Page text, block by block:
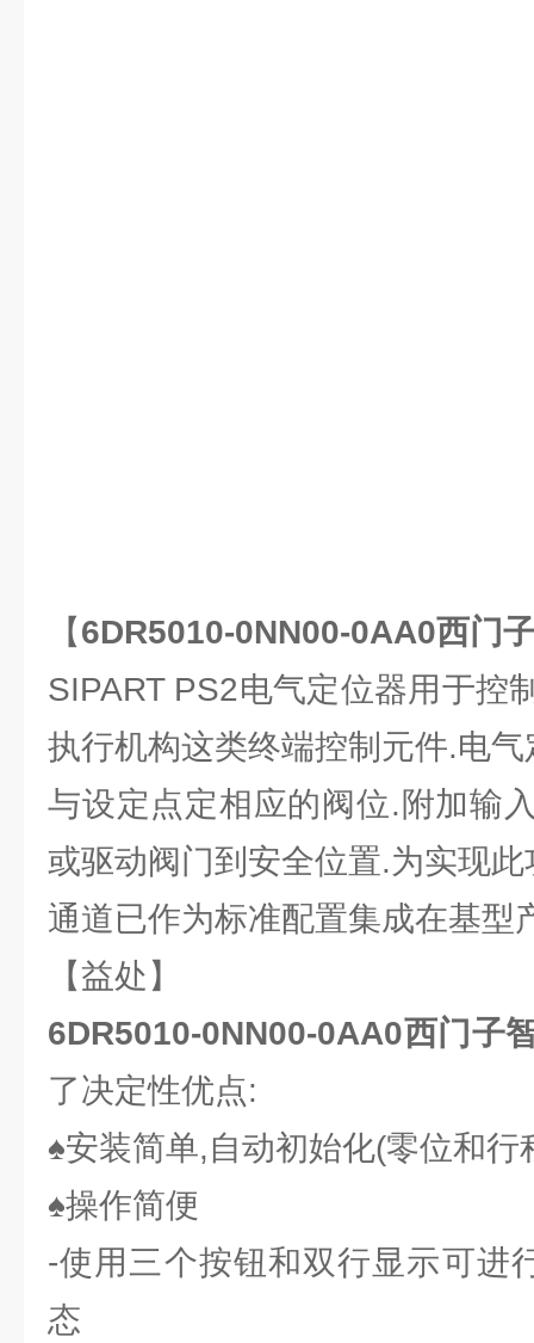
【6DR5010-0NN00-0AA0西门
SIPART PS2电气定位器用于控
执行机构这类终端控制元件.电
与设定点定相应的阀位.附加输
或驱动阀门到安全位置.为实现
通道已作为标准配置集成在基型
【益处】
6DR5010-0NN00-0AA0西门子
了决定性优点:
♠安装简单,自动初始化(零位和行
♠操作简便
-使用三个按钮和双行显示可进
态